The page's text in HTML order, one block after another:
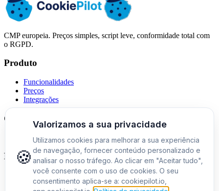
CMP europeia. Preços simples, script leve, conformidade total com
o RGPD.
Produto
Funcionalidades
Preços
Integrações
Comparações
Alternativa ao Cookiebot
Empresa
Sobre nós
Contacto